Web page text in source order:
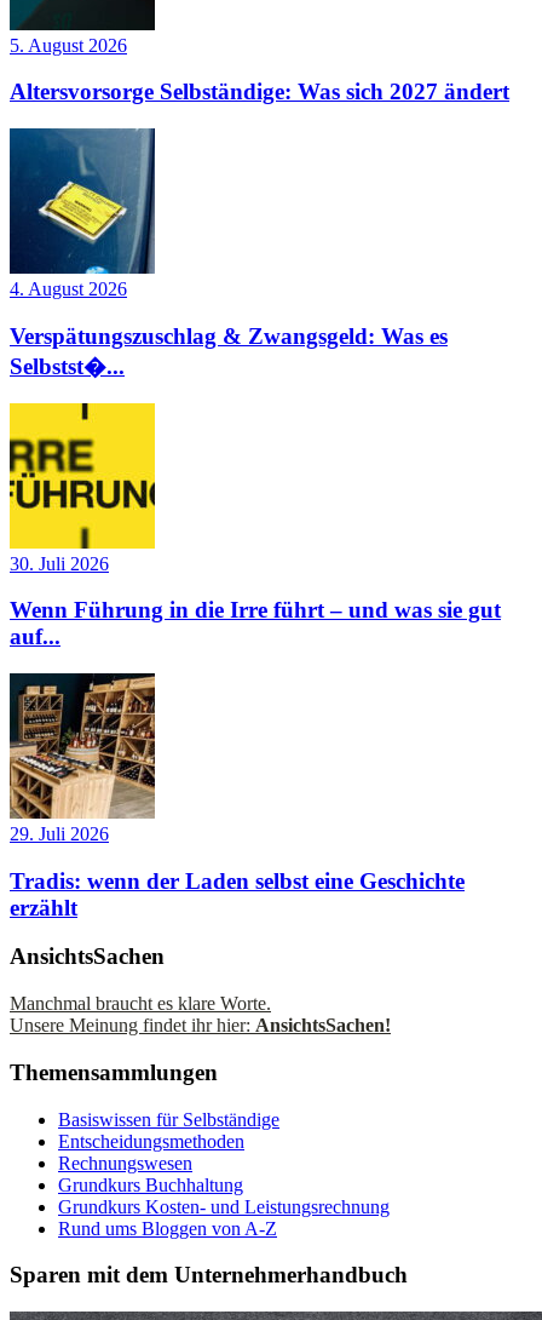
5. August 2026
Altersvorsorge Selbständige: Was sich 2027 ändert
4. August 2026
Verspätungszuschlag & Zwangsgeld: Was es
Selbstst�...
30. Juli 2026
Wenn Führung in die Irre führt – und was sie gut
auf...
29. Juli 2026
Tradis: wenn der Laden selbst eine Geschichte
erzählt
AnsichtsSachen
Manchmal braucht es klare Worte.
Unsere Meinung findet ihr hier: AnsichtsSachen!
Themensammlungen
Basiswissen für Selbständige
Entscheidungsmethoden
Rechnungswesen
Grundkurs Buchhaltung
Grundkurs Kosten- und Leistungsrechnung
Rund ums Bloggen von A-Z
Sparen mit dem Unternehmerhandbuch